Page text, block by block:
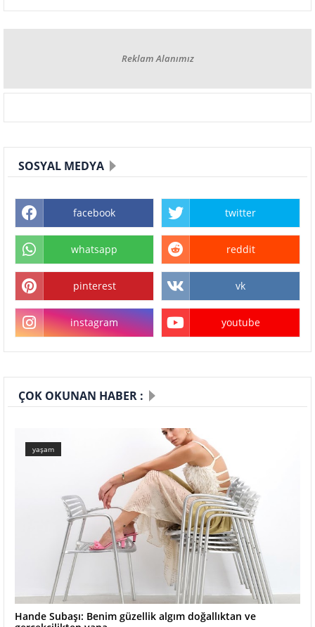
Reklam Alanımız
SOSYAL MEDYA
facebook twitter
whatsapp reddit
pinterest vk
instagram youtube
ÇOK OKUNAN HABER :
yaşam
Hande Subaşı: Benim güzellik algım doğallıktan ve